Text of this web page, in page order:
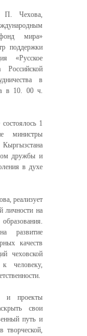
П. Чехова,
мира»
поддержки
«Русское
Российской
в
в 10. 00 ч.
1
министры
дружбы и
в духе
реализует
личности на
развитие
качеств
чеховской
человеку,
и проекты
свои
путь и
творческой,